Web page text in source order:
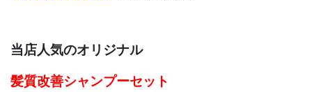
当店人気のオリジナル
髪質改善シャンプーセット